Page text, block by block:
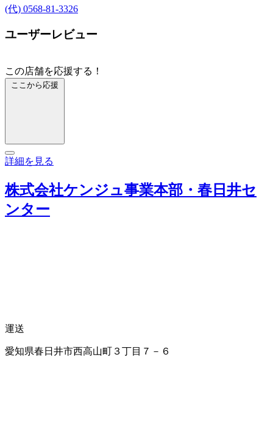
(代) 0568-81-3326
ユーザーレビュー
この店舗を応援する！
ここから応援
詳細を見る
株式会社ケンジュ事業本部・春日井セ
ンター
運送
愛知県春日井市西高山町３丁目７－６